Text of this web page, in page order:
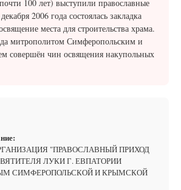
100 лет) выступили православные
2006 года состоялась закладка
места для строительства храма.
митрополитом Симферопольским и
совершён чин освящения накупольных
"ПРАВОСЛАВНЫЙ ПРИХОД
ЛУКИ Г. ЕВПАТОРИИ
СИМФЕРОПОЛЬСКОЙ И КРЫМСКОЙ